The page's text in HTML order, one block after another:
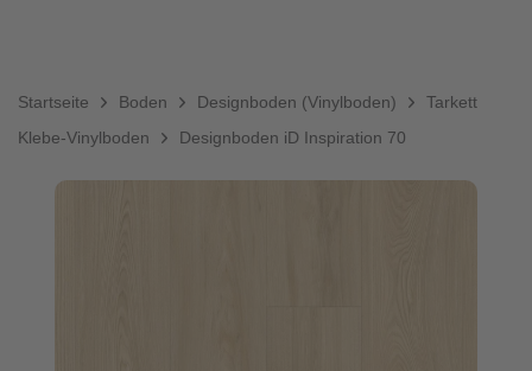
Startseite Boden
Designboden (Vinylboden)
Klebe-Vinylboden
Tarkett
Designboden iD Inspiration 70